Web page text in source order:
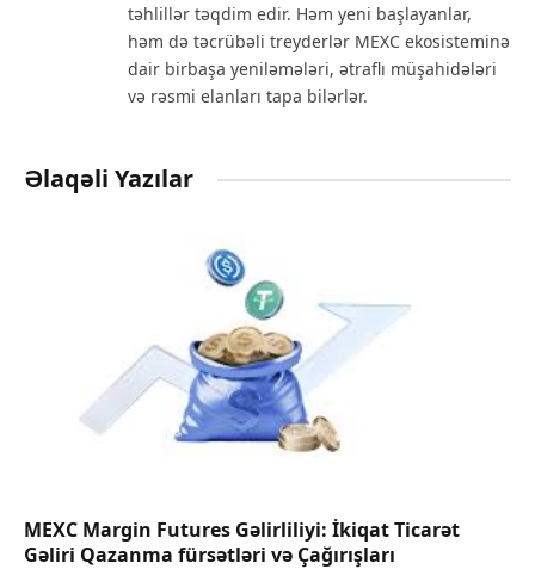
təhlillər təqdim edir. Həm yeni başlayanlar,
həm də təcrübəli treyderlər MEXC ekosisteminə
dair birbaşa yeniləmələri, ətraflı müşahidələri
və rəsmi elanları tapa bilərlər.
Əlaqəli Yazılar
MEXC Margin Futures Gəlirliliyi: İkiqat Ticarət
Gəliri Qazanma fürsətləri və Çağırışları